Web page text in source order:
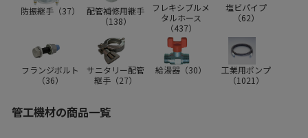
防振継手（37）
配管補修用継手
（138）
フレキシブルメ
タルホース
（437）
塩ビパイプ
（62）
フランジボルト
（36）
サニタリー配管
継手（27）
給湯器（30）
工業用ポンプ
（1021 ）
管工機材の商品一覧